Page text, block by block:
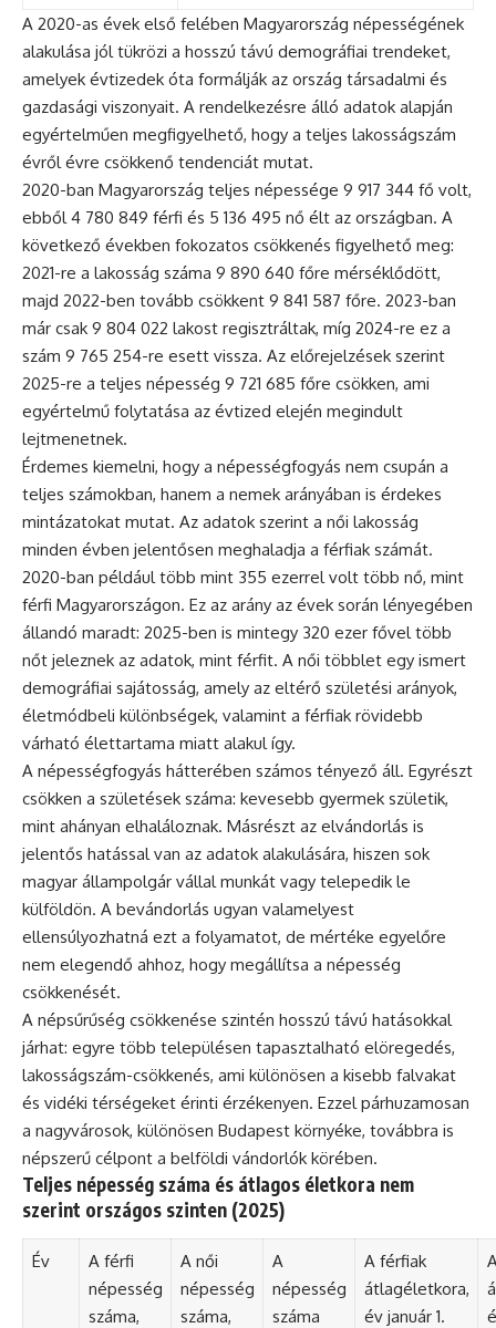
A 2020-as évek első felében Magyarország népességének
alakulása jól tükrözi a hosszú távú demográfiai trendeket,
amelyek évtizedek óta formálják az ország társadalmi és
gazdasági viszonyait. A rendelkezésre álló adatok alapján
egyértelműen megfigyelhető, hogy a teljes lakosságszám
évről évre csökkenő tendenciát mutat.
2020-ban Magyarország teljes népessége 9 917 344 fő volt,
ebből 4 780 849 férfi és 5 136 495 nő élt az országban. A
következő években fokozatos csökkenés figyelhető meg:
2021-re a lakosság száma 9 890 640 főre mérséklődött,
majd 2022-ben tovább csökkent 9 841 587 főre. 2023-ban
már csak 9 804 022 lakost regisztráltak, míg 2024-re ez a
szám 9 765 254-re esett vissza. Az előrejelzések szerint
2025-re a teljes népesség 9 721 685 főre csökken, ami
egyértelmű folytatása az évtized elején megindult
lejtmenetnek.
Érdemes kiemelni, hogy a népességfogyás nem csupán a
teljes számokban, hanem a nemek arányában is érdekes
mintázatokat mutat. Az adatok szerint a női lakosság
minden évben jelentősen meghaladja a férfiak számát.
2020-ban például több mint 355 ezerrel volt több nő, mint
férfi Magyarországon. Ez az arány az évek során lényegében
állandó maradt: 2025-ben is mintegy 320 ezer fővel több
nőt jeleznek az adatok, mint férfit. A női többlet egy ismert
demográfiai sajátosság, amely az eltérő születési arányok,
életmódbeli különbségek, valamint a férfiak rövidebb
várható élettartama miatt alakul így.
A népességfogyás hátterében számos tényező áll. Egyrészt
csökken a születések száma: kevesebb gyermek születik,
mint ahányan elhaláloznak. Másrészt az elvándorlás is
jelentős hatással van az adatok alakulására, hiszen sok
magyar állampolgár vállal munkát vagy telepedik le
külföldön. A bevándorlás ugyan valamelyest
ellensúlyozhatná ezt a folyamatot, de mértéke egyelőre
nem elegendő ahhoz, hogy megállítsa a népesség
csökkenését.
A népsűrűség csökkenése szintén hosszú távú hatásokkal
járhat: egyre több településen tapasztalható elöregedés,
lakosságszám-csökkenés, ami különösen a kisebb falvakat
és vidéki térségeket érinti érzékenyen. Ezzel párhuzamosan
a nagyvárosok, különösen Budapest környéke, továbbra is
népszerű célpont a belföldi vándorlók körében.
Teljes népesség száma és átlagos életkora nem
szerint országos szinten (2025)
Év
A férfi
népesség
száma,
A női
népesség
száma,
A
népesség
száma
A férfiak
átlagéletkora,
év január 1.